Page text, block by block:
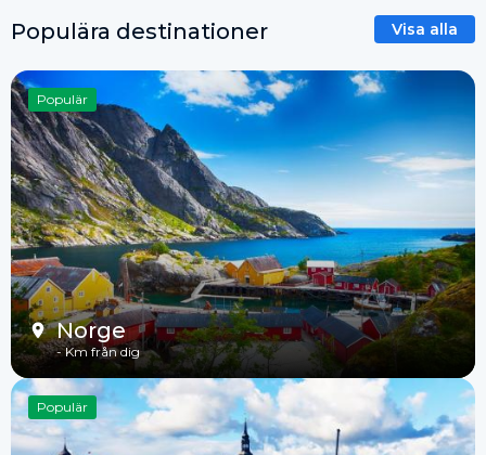
Populära destinationer Visa alla
Populär
Norge
-Km från dig
Populär